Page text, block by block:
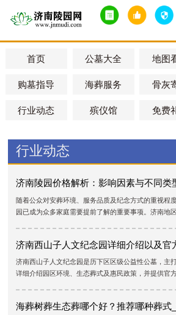
首页 公墓大全 地图
购墓指导 海葬服务 骨灰
行业动态 殡仪馆 免费
行业动态
随着公众对安葬环境、服务品质及纪念方式的重视程
园已成为众多家庭需要提前了解的重要事项。济南地
多少？"实际上，陵园价格并无统一标准，需综合墓位
积、墓碑材质、园区环境及配套服务等多方面因素进
话：0531-82988098
济南西山子人文纪念园详细介绍以及官
济南西山子人文纪念园是历下区区级公益性公墓，主
详细介绍园区环境、生态葬式及惠民政策，并提供官